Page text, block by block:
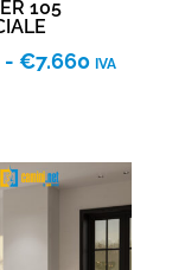
105
- €7.660Fascia
€6.499
a
€7.660
IVA